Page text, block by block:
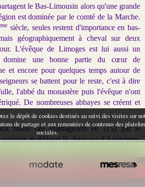
le Bas-Limousin alors qu'une grande
est dominée par le comté de la Marche.
siècle, seules restent d'importance en bas-
géographiquement à cheval sur deux
L'évêque de Limoges est lui aussi un
domine une bonne partie du cœur de
et encore pour quelques temps autour de
se battent pour le reste, c'est à dire
l'abbé du monastère puis l'évêque n'ont
De nombreuses abbayes se créent et
mains des Plantagenêts en 1152 par le
et d'Henri II, futur roi d'Angleterre.
soumise à l'autorité anglaise, bien plus que
participe pour une bonne part à l'essor
le dépôt de cookies destinés au suivi des visites sur
de partage et aux remontées de contenus des
sociales.
Refuser les cookies